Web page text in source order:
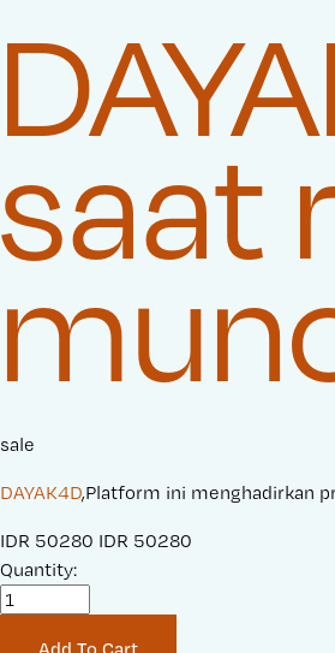
saat
sale
DAYAK4D,Platform ini menghadirkan
S
a
IDR 50280 O
IDR 50280
Quantity: